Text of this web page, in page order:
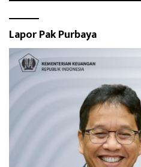
Lapor Pak Purbaya